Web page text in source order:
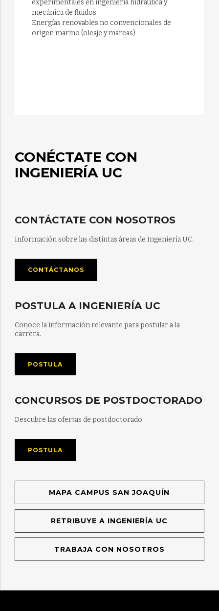
experimentales en ingeniería hidráulica y
mecánica de fluidos.
Energías renovables no convencionales de
origen marino (oleaje y mareas)
CONÉCTATE CON
INGENIERÍA UC
CONTÁCTATE CON NOSOTROS
Información sobre las distintas áreas de Ingeniería UC.
CONTÁCTANOS
POSTULA A INGENIERÍA UC
Conoce la información relevante para postular a la
carrera.
POSTULA
CONCURSOS DE POSTDOCTORADO
Descubre las ofertas de postdoctorado
POSTULA
MAPA CAMPUS SAN JOAQUÍN
RETRIBUYE A INGENIERÍA UC
TRABAJA CON NOSOTROS